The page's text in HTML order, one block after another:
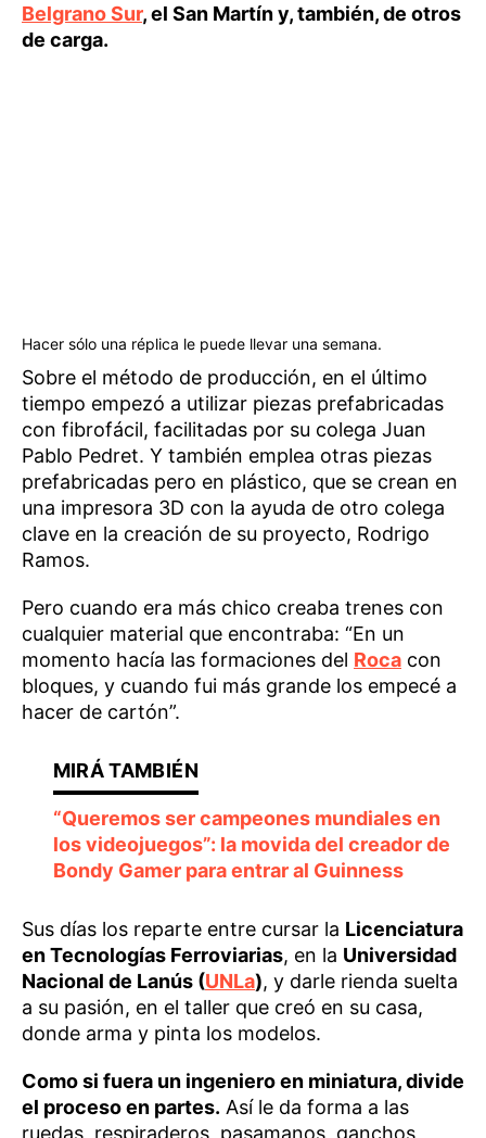
Belgrano Sur, el San Martín y, también, de otros
de carga.
Hacer sólo una réplica le puede llevar una semana.
Sobre el método de producción, en el último
tiempo empezó a utilizar piezas prefabricadas
con fibrofácil, facilitadas por su colega Juan
Pablo Pedret. Y también emplea otras piezas
prefabricadas pero en plástico, que se crean en
una impresora 3D con la ayuda de otro colega
clave en la creación de su proyecto, Rodrigo
Ramos.
Pero cuando era más chico creaba trenes con
cualquier material que encontraba: “En un
momento hacía las formaciones del Roca con
bloques, y cuando fui más grande los empecé a
hacer de cartón”.
“Queremos ser campeones mundiales en
los videojuegos”: la movida del creador de
Bondy Gamer para entrar al Guinness
Sus días los reparte entre cursar la Licenciatura
en Tecnologías Ferroviarias, en la Universidad
Nacional de Lanús (UNLa), y darle rienda suelta
a su pasión, en el taller que creó en su casa,
donde arma y pinta los modelos.
Como si fuera un ingeniero en miniatura, divide
el proceso en partes. Así le da forma a las